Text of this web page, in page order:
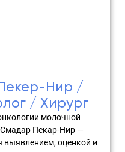
Нир /
/ Хирург
молочной
Пекар-Нир —
выявлением, оценкой и